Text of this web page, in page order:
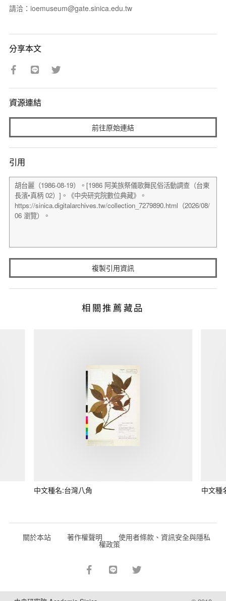
請洽：ioemuseum@gate.sinica.edu.tw
分享本文
資源連結
前往原始連結
引用
複製引用資訊
相關推薦藏品
中文種名:台灣八角 中文種
關於本站 著作權聲明 使用者條款、資訊安全與隱私
權政策